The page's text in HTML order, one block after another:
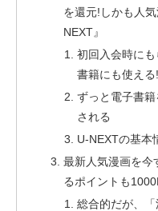
を還元!しかも人
NEXT』
初回入会時に
書籍にも使える!
ずっと電子書
される
U-NEXTの基本
最新人気漫画を今
るポイントも
総合的だが、